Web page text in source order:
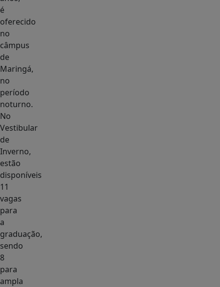
é
oferecido
no
câmpus
de
Maringá,
no
período
noturno.
No
Vestibular
de
Inverno,
estão
disponíveis
11
vagas
para
a
graduação,
sendo
8
para
ampla